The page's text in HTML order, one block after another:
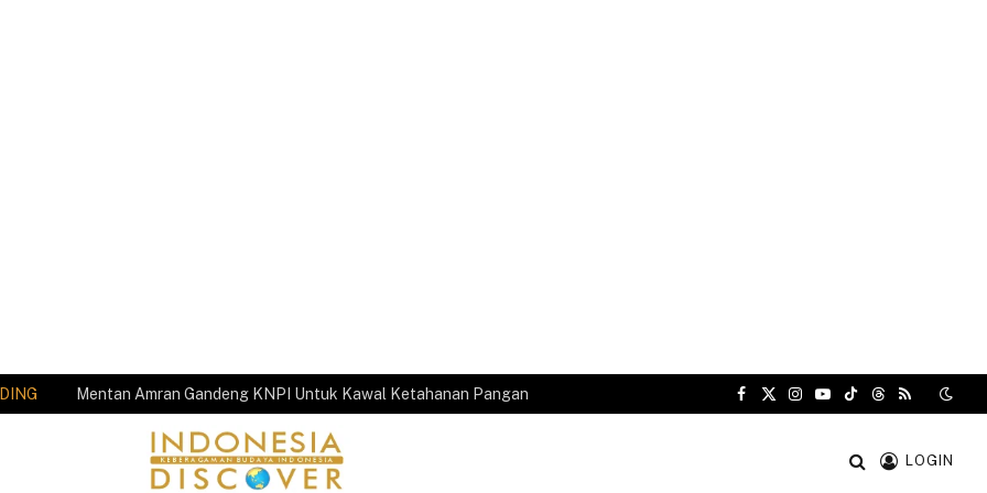
Mentan Amran Gandeng KNPI Untuk Kawal Ketahanan Pangan
Facebook
X
Instagram
YouTube
TikTokThreads
RSS
LOGIN